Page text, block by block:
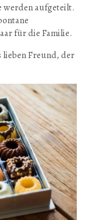
werden aufgeteilt.
für die Familie.
lieben Freund, der